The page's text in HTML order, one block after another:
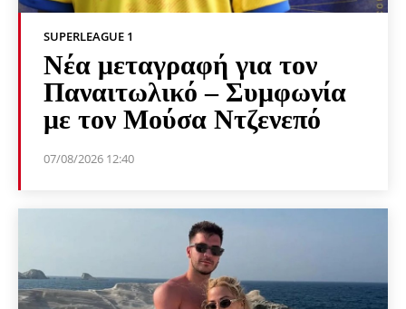
SUPERLEAGUE 1
Νέα μεταγραφή για τον
Παναιτωλικό – Συμφωνία
με τον Μούσα Ντζενεπό
07/08/2026 12:40